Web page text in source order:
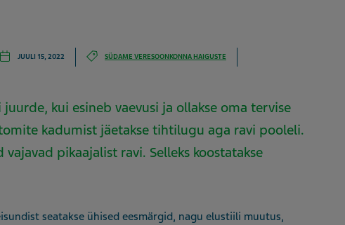
JUULI 15, 2022 SÜDAME VERESOONKONNA HAIGUSTE
kui esineb vaevusi ja ollakse oma tervise
kadumist jäetakse tihtilugu aga ravi pooleli.
pikaajalist ravi. Selleks koostatakse
seatakse ühised eesmärgid, nagu elustiili muutus,